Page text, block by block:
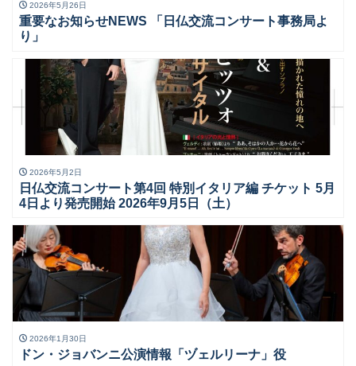
2026年5月26日
重要なお知らせNEWS 「日仏交流コンサート事務局よ
り」
2026年5月2日
日仏交流コンサート第4回 特別イタリア編 チケット 5月
4日より発売開始 2026年9月5日（土）
2026年1月30日
ドン・ジョバンニ公演情報「ヅェルリーナ」役